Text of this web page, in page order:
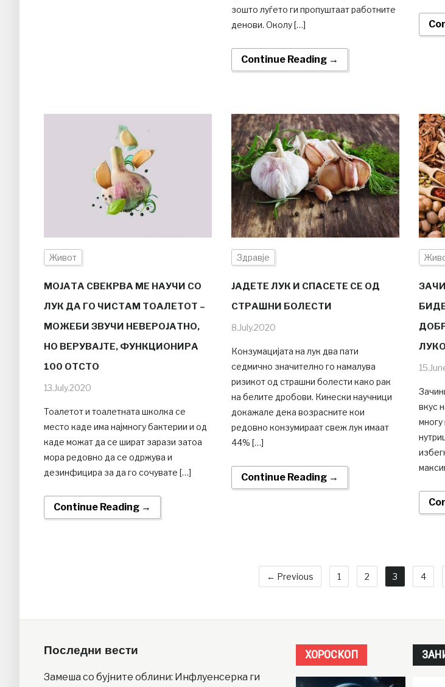
зошто луѓето ги пропуштаат работните
денови. Околу […]
Continue Reading →
Живот
МОЈАТА СВЕКРВА МЕ НАУЧИ СО
ЛУК ДА ГО ЧИСТАМ ТОАЛЕТОТ –
МОЖЕБИ ЗВУЧИ НЕВЕРОЈАТНО,
НО ВЕРУВАЈТЕ, ФУНКЦИОНИРА
100 ОТСТО
13.July.2020
Toалетот и тоалетната школка се
место каде има најмногу бактерии и од
каде можат да се шират зарази затоа
мора редовно да се одржува и
дезинфицира за да го сочувате […]
Continue Reading →
Здравје
ЈАДЕТЕ ЛУК И СПАСЕТЕ СЕ ОД
СТРАШНИ БОЛЕСТИ
8.July.2020
Конзумацијата на лук два пати
седмично значително го намалува
ризикот од страшни болести како рак
на белите дробови. Кинески научници
докажале дека возрасните кои
редовно конзумираат свеж лук имаат
44% […]
Continue Reading →
вкус
многу
← Previous 1 2 3 4
Последни вести
Замеша со бујните облини: Инфлуенсерка ги
ХОРОСКОП